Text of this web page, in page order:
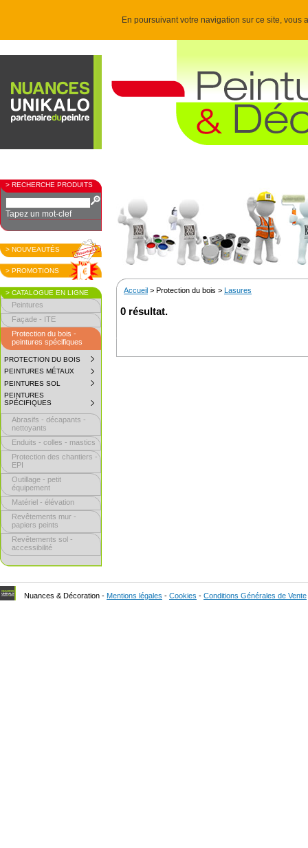
En poursuivant votre navigation sur ce site,
> RECHERCHE PRODUITS
Tapez un mot-clef
> NOUVEAUTÉS
> PROMOTIONS
> CATALOGUE EN LIGNE
Peintures
Façade - ITE
Protection du bois -
peintures spécifiques
PROTECTION DU BOIS
COLLAPSED.
CLICK
TO
PEINTURES MÉTAUX
COLLAPSED.
CLICK
EXPAND
PEINTURES SOL
CLICK
TO
EXPAND
SUBMENU.
PEINTURES
SPÉCIFIQUES
CLICK
EXPAND
SUBMENU.
Abrasifs - décapants -
nettoyants
Enduits - colles - mastics
Protection des chantiers -
EPI
Outillage - petit
équipement
Matériel - élévation
Revêtements mur -
papiers peints
Revêtements sol -
accessibilité
Accueil > Protection du bois > Lasures
0 résultat.
Nuances & Décoration - Mentions légales - Cookies - Conditions Générales de Vente